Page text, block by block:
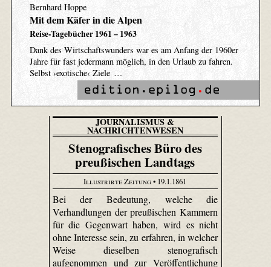
Bernhard Hoppe
Mit dem Käfer in die Alpen
Reise-Tagebücher 1961 – 1963
Dank des Wirtschaftswunders war es am Anfang der 1960er
Jahre für fast jedermann möglich, in den Urlaub zu fahren.
Selbst ›exotische‹ Ziele …
JOURNALISMUS &
NACHRICHTENWESEN
Stenografisches Büro des
preußischen Landtags
Illustrirte Zeitung• 19.1.1861
Bei der Bedeutung, welche die
Verhandlungen der preußischen Kammern
für die Gegenwart haben, wird es nicht
ohne Interesse sein, zu erfahren, in welcher
Weise dieselben stenografisch
aufgenommen und zur Veröffentlichung